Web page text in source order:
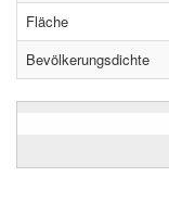
Fläche
Bevölkerungsdichte